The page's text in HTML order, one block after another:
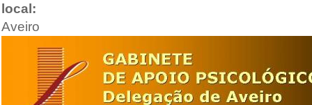
local:
Aveiro